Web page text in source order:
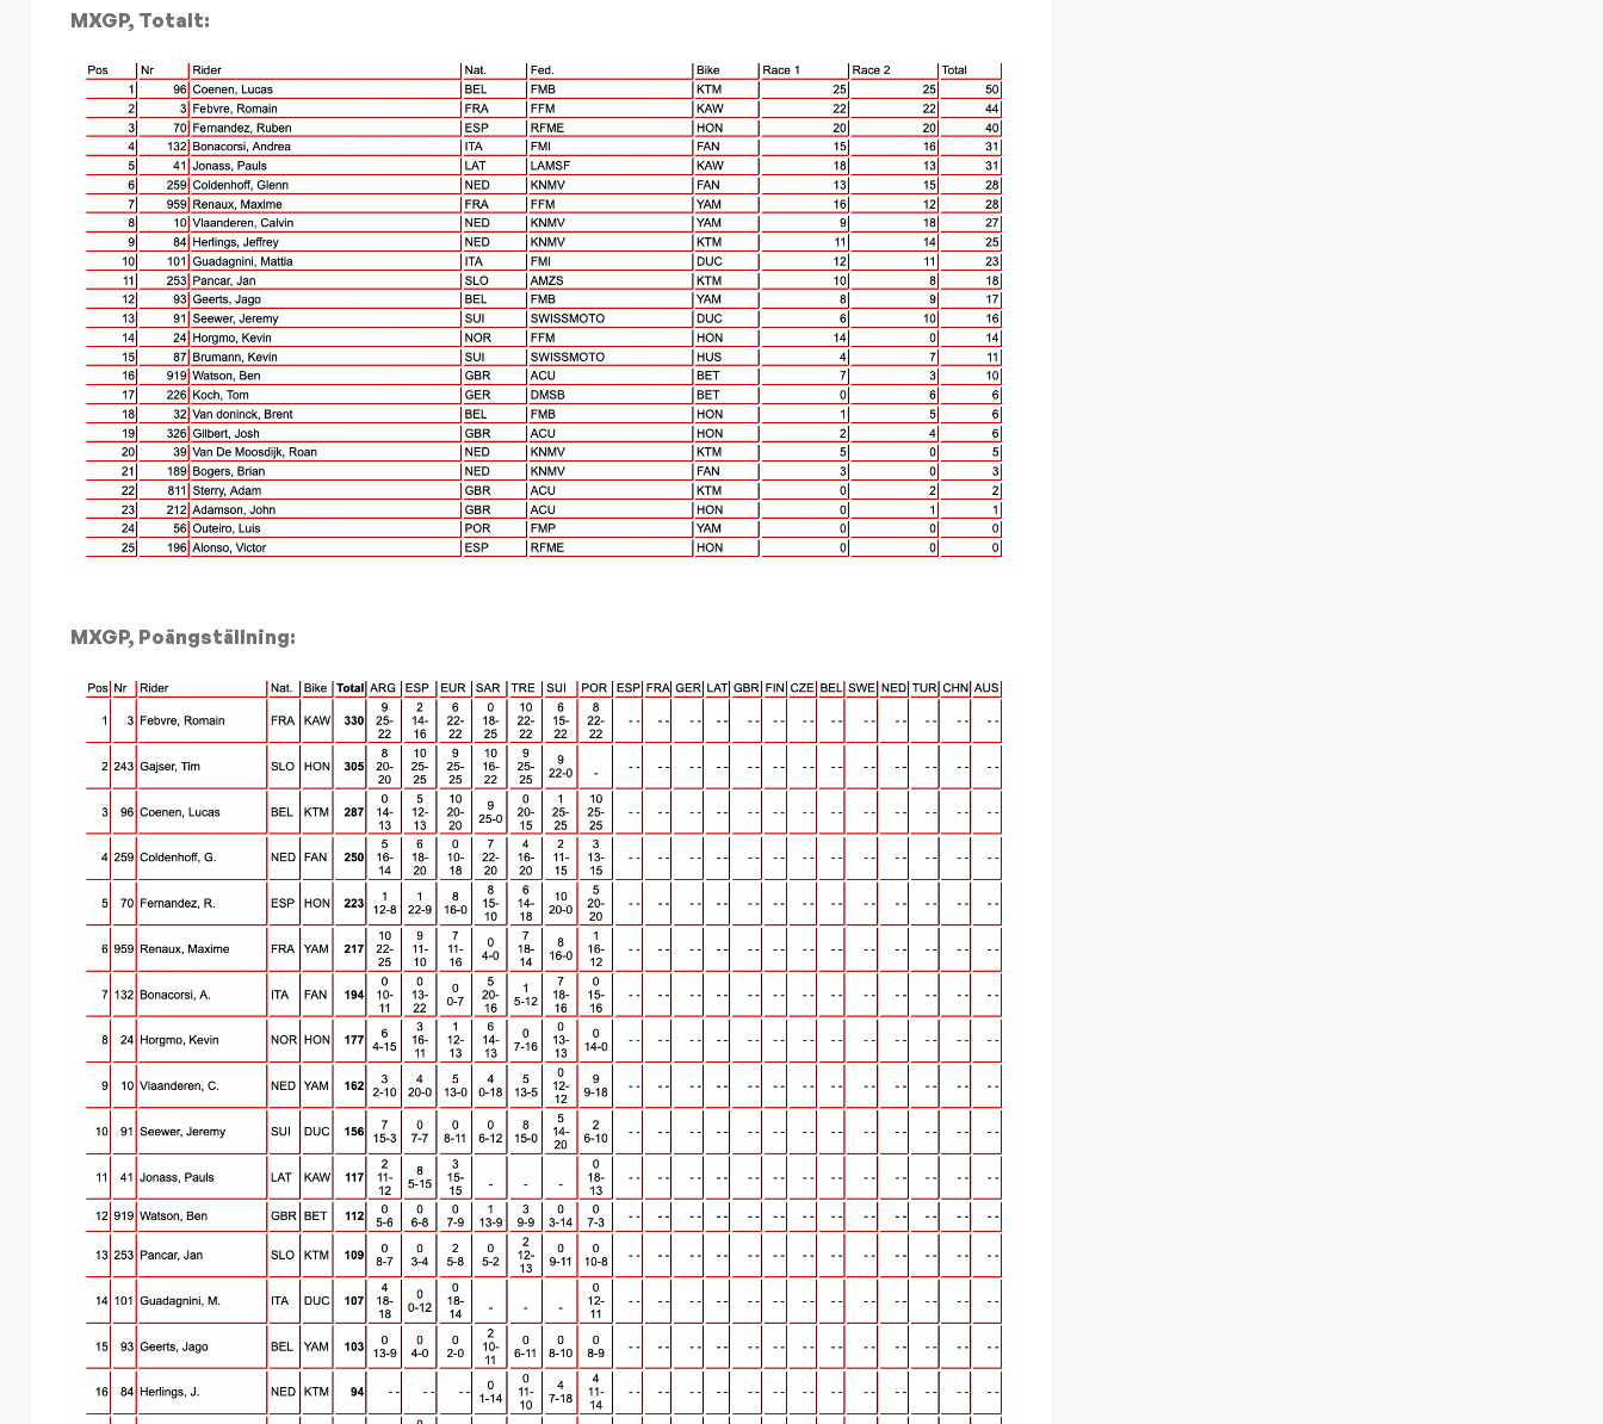
MXGP, Totalt:
MXGP, Poängställning: